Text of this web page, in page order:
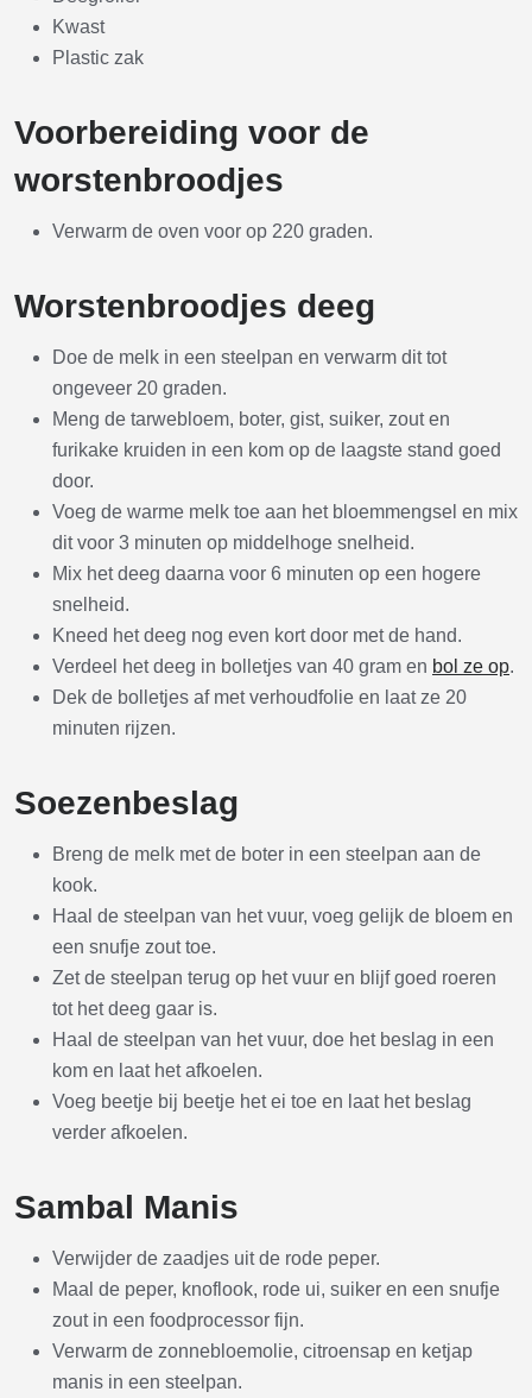
Kwast
Plastic zak
Voorbereiding voor de
worstenbroodjes
Verwarm de oven voor op 220 graden.
Worstenbroodjes deeg
Doe de melk in een steelpan en verwarm dit tot
ongeveer 20 graden.
Meng de tarwebloem, boter, gist, suiker, zout en
furikake kruiden in een kom op de laagste stand goed
door.
Voeg de warme melk toe aan het bloemmengsel en mix
dit voor 3 minuten op middelhoge snelheid.
Mix het deeg daarna voor 6 minuten op een hogere
snelheid.
Kneed het deeg nog even kort door met de hand.
Verdeel het deeg in bolletjes van 40 gram en bol ze op.
Dek de bolletjes af met verhoudfolie en laat ze 20
minuten rijzen.
Soezenbeslag
Breng de melk met de boter in een steelpan aan de
kook.
Haal de steelpan van het vuur, voeg gelijk de bloem en
een snufje zout toe.
Zet de steelpan terug op het vuur en blijf goed roeren
tot het deeg gaar is.
Haal de steelpan van het vuur, doe het beslag in een
kom en laat het afkoelen.
Voeg beetje bij beetje het ei toe en laat het beslag
verder afkoelen.
Sambal Manis
Verwijder de zaadjes uit de rode peper.
Maal de peper, knoflook, rode ui, suiker en een snufje
zout in een foodprocessor fijn.
Verwarm de zonnebloemolie, citroensap en ketjap
manis in een steelpan.